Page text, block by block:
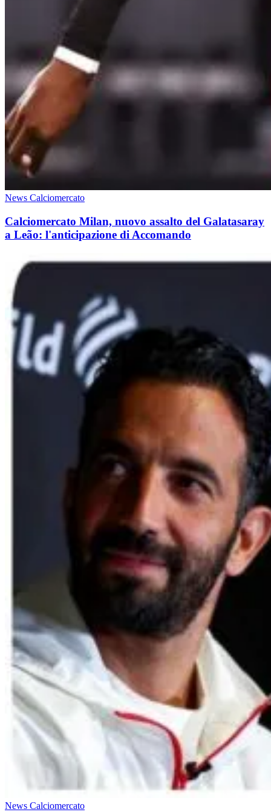
News Calciomercato
Calciomercato Milan, nuovo assalto del Galatasaray
a Leão: l'anticipazione di Accomando
News Calciomercato